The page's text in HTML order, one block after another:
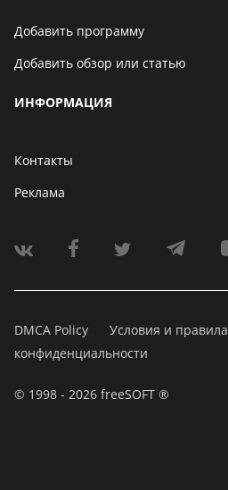
Добавить программу
Добавить обзор или статью
ИНФОРМАЦИЯ
Контакты
Реклама
DMCA Policy Условия и правила
конфиденциальности
© 1998 - 2026 freeSOFT ®